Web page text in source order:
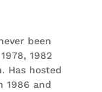
been
1982
Has hosted
1986 and